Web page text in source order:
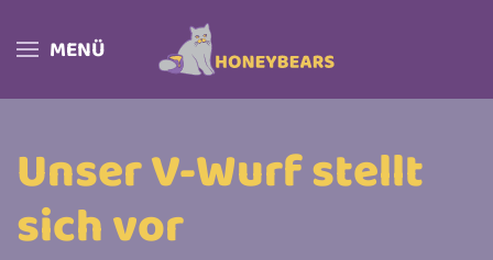
Skip to main content
MENÜ
Unser V-Wurf stellt
sich vor